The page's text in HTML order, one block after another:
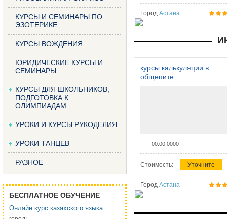
КУРСЫ И СЕМИНАРЫ ПО
ЭЗОТЕРИКЕ
КУРСЫ ВОЖДЕНИЯ
ЮРИДИЧЕСКИЕ КУРСЫ И
СЕМИНАРЫ
КУРСЫ ДЛЯ ШКОЛЬНИКОВ,
ПОДГОТОВКА К
ОЛИМПИАДАМ
УРОКИ И КУРСЫ РУКОДЕЛИЯ
УРОКИ ТАНЦЕВ
РАЗНОЕ
БЕСПЛАТНОЕ ОБУЧЕНИЕ
Онлайн курс казахского языка
Город Астана
курсы калькуляции в
общепите
00.00.0000
Стоимость: Уточните
Город Астана